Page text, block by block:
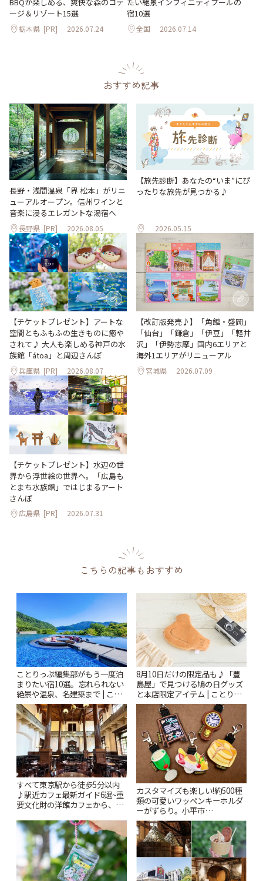
BBQが楽しめる、爽快な森のコテ
ージ＆リゾート15選
栃木県 [PR] 2026.07.24
たい絶景インフィニティプールの
宿10選
全国 2026.07.14
おすすめ記事
長野・浅間温泉「界 松本」がリニ
ューアルオープン。信州ワインと
音楽に浸るエレガントな湯宿へ
長野県 [PR] 2026.08.05
【旅先診断】あなたの“いま”にぴ
ったりな旅先が見つかる♪
2026.05.15
【チケットプレゼント】アートな
空間ともふもふの生きものに癒や
されて♪ 大人も楽しめる神戸の水
族館「átoa」と周辺さんぽ
兵庫県 [PR] 2026.08.07
【改訂版発売♪】「角館・盛岡」
「仙台」「鎌倉」「伊豆」「軽井
沢」「伊勢志摩」国内6エリアと
海外1エリアがリニューアル
宮城県 2026.07.09
【チケットプレゼント】水辺の世
界から浮世絵の世界へ。「広島も
とまち水族館」ではじまるアート
さんぽ
広島県 [PR] 2026.07.31
こちらの記事もおすすめ
ことりっぷ編集部がもう一度泊
まりたい宿10選。忘れられない
絶景や温泉、名建築まで | こと
りっぷ
8月10日だけの限定品も♪「豊
島屋」で見つける鳩の日グッズ
と本店限定アイテム | ことりっ
ぷ
すべて東京駅から徒歩5分以内
♪駅近カフェ最新ガイド6選~重
要文化財の洋館カフェから、改
りっぷ
カスタマイズも楽しい!約500種
類の可愛いワッペンキーホルダ
ーがずらり。小平市
「Kimamaya T&K」 | ことりっ
ぷ